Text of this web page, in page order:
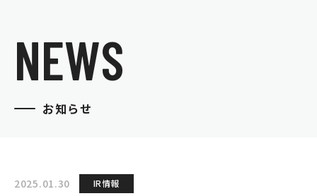
NEWS
お知らせ
2025.01.30 IR情報